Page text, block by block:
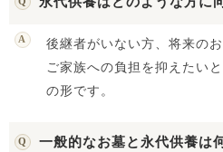
後継者がいない方、将来の
ご家族への負担を抑えたい
の形です。
一般的なお墓と永代供養は